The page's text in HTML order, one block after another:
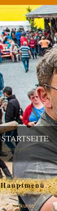
STARTSEITE
Willkommen
Hauptmenü
Schnitzkurse